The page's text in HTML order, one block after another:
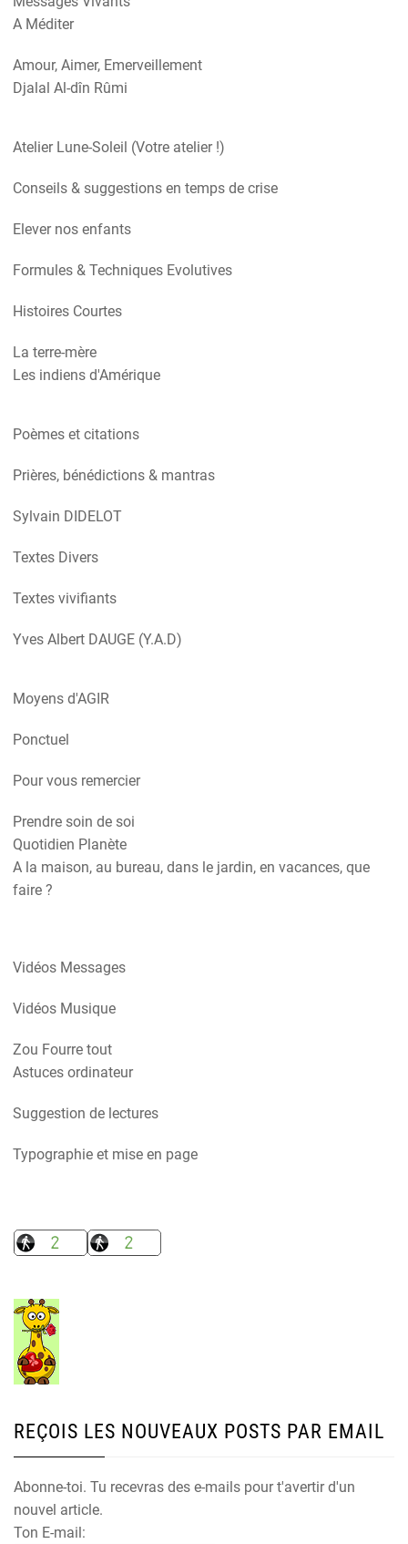
A Méditer
Amour, Aimer, Emerveillement
Djalal Al-dîn Rûmi
Atelier Lune-Soleil (Votre atelier !)
Conseils & suggestions en temps de crise
Elever nos enfants
Formules & Techniques Evolutives
Histoires Courtes
La terre-mère
Les indiens d'Amérique
Poèmes et citations
Prières, bénédictions & mantras
Sylvain DIDELOT
Textes Divers
Textes vivifiants
Yves Albert DAUGE (Y.A.D)
Moyens d'AGIR
Ponctuel
Pour vous remercier
Prendre soin de soi
Quotidien Planète
A la maison, au bureau, dans le jardin, en vacances, que
faire ?
Vidéos Messages
Vidéos Musique
Zou Fourre tout
Astuces ordinateur
Suggestion de lectures
Typographie et mise en page
REÇOIS LES NOUVEAUX POSTS PAR EMAIL
Abonne-toi. Tu recevras des e-mails pour t'avertir d'un
nouvel article.
Ton E-mail: